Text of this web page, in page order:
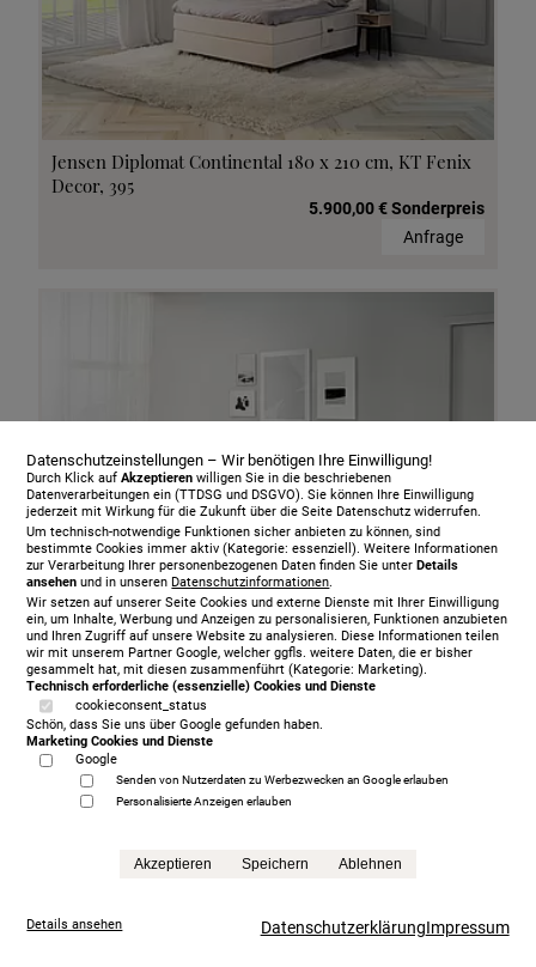
Jensen Diplomat Continental 180 x 210 cm, KT Fenix
Decor, 395
5.900,00 € Sonderpreis
Anfrage
Jensen Diplomat Lean Motorbett 180 x 200 cm, KT
Ceres, 477
Datenschutzeinstellungen – Wir benötigen Ihre Einwilligung!
Durch Klick aufAkzeptieren willigen Sie in die beschriebenen
Datenverarbeitungen ein (TTDSG und DSGVO). Sie können Ihre Einwilligung
jederzeit mit Wirkung für die Zukunft über die Seite Datenschutz widerrufen.
Um technisch-notwendige Funktionen sicher anbieten zu können, sind
bestimmte Cookies immer aktiv (Kategorie: essenziell). Weitere Informationen
zur Verarbeitung Ihrer personenbezogenen Daten finden Sie unterDetails
ansehen und in unserenDatenschutzinformationen.
Wir setzen auf unserer Seite Cookies und externe Dienste mit Ihrer Einwilligung
ein, um Inhalte, Werbung und Anzeigen zu personalisieren, Funktionen anzubieten
und Ihren Zugriff auf unsere Website zu analysieren. Diese Informationen teilen
wir mit unserem Partner Google, welcher ggfls. weitere Daten, die er bisher
gesammelt hat, mit diesen zusammenführt (Kategorie: Marketing).
Technisch erforderliche (essenzielle) Cookies und Dienste
cookieconsent_status
Schön, dass Sie uns über Google gefunden haben.
Marketing Cookies und Dienste
Google
Senden von Nutzerdaten zu Werbezwecken an Google erlauben
Personalisierte Anzeigen erlauben
Akzeptieren Speichern Ablehnen
Details ansehen DatenschutzerklärungImpressum